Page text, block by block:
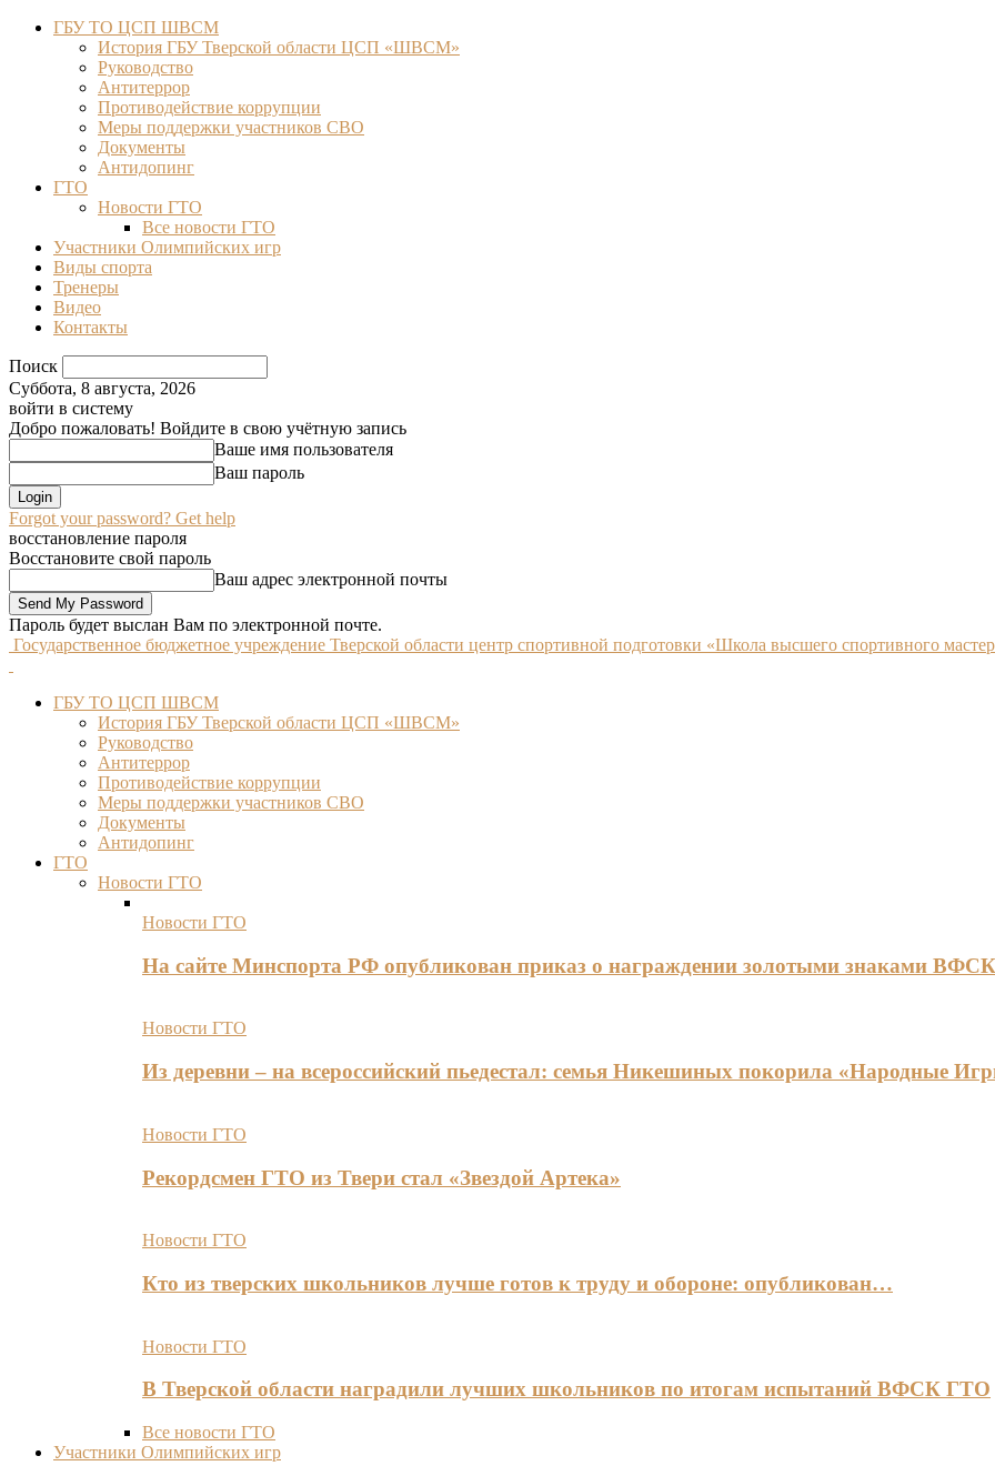
ГБУ ТО ЦСП ШВСМ
История ГБУ Тверской области ЦСП «ШВСМ»
Руководство
Антитеррор
Противодействие коррупции
Меры поддержки участников СВО
Документы
Антидопинг
ГТО
Новости ГТО
Все новости ГТО
Участники Олимпийских игр
Виды спорта
Тренеры
Видео
Контакты
Поиск
Суббота, 8 августа, 2026
войти в систему
Добро пожаловать! Войдите в свою учётную запись
Ваше имя пользователя
Ваш пароль
Forgot your password? Get help
восстановление пароля
Восстановите свой пароль
Ваш адрес электронной почты
Пароль будет выслан Вам по электронной почте.
Государственное бюджетное учреждение Тверской области центр спортивной подготовки «Школа высшего спортивного
ГБУ ТО ЦСП ШВСМ
История ГБУ Тверской области ЦСП «ШВСМ»
Руководство
Антитеррор
Противодействие коррупции
Меры поддержки участников СВО
Документы
Антидопинг
ГТО
Новости ГТО
Новости ГТО
На сайте Минспорта РФ опубликован приказ о награждении золотыми знаками
Новости ГТО
Из деревни – на всероссийский пьедестал: семья Никешиных покорила «Народные
Новости ГТО
Рекордсмен ГТО из Твери стал «Звездой Артека»
Новости ГТО
Кто из тверских школьников лучше готов к труду и обороне: опубликован…
Новости ГТО
В Тверской области наградили лучших школьников по итогам испытаний ВФСК ГТО
Все новости ГТО
Участники Олимпийских игр